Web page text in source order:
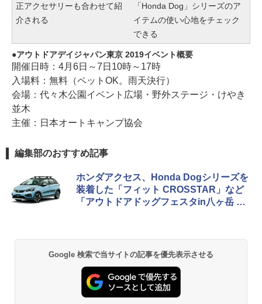
正アクセサリーも合わせて紹
介される
「Honda Dog」シリーズのア
イテムの使い心地をチェック
できる
アウトドアデイジャパン東京 2019イベント概要
開催日時：4月6日～7日10時～17時
入場料：無料（ペットOK。雨天決行）
会場：代々木公園イベント広場・野外ステージ・けやき
並木
主催：日本オートキャンプ協会
編集部のおすすめ記事
ホンダアクセス、Honda Dogシリーズを
装着した「フィット CROSSTAR」など
「アウトドアドッグフェスタin八ヶ岳 20
Google 検索で当サイトの記事を優先表示させる